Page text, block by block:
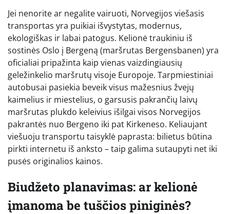
Jei nenorite ar negalite vairuoti, Norvegijos viešasis
transportas yra puikiai išvystytas, modernus,
ekologiškas ir labai patogus. Kelionė traukiniu iš
sostinės Oslo į Bergeną (maršrutas Bergensbanen) yra
oficialiai pripažinta kaip vienas vaizdingiausių
geležinkelio maršrutų visoje Europoje. Tarpmiestiniai
autobusai pasiekia beveik visus mažesnius žvejų
kaimelius ir miestelius, o garsusis pakrančių laivų
maršrutas plukdo keleivius išilgai visos Norvegijos
pakrantės nuo Bergeno iki pat Kirkeneso. Keliaujant
viešuoju transportu taisyklė paprasta: bilietus būtina
pirkti internetu iš anksto – taip galima sutaupyti net iki
pusės originalios kainos.
Biudžeto planavimas: ar kelionė
įmanoma be tuščios piniginės?